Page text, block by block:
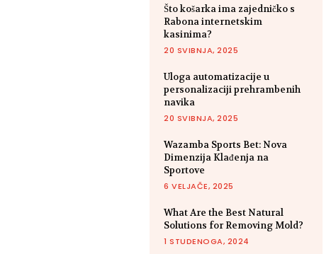
Što košarka ima zajedničko s
Rabona internetskim
kasinima?
20 SVIBNJA, 2025
Uloga automatizacije u
personalizaciji prehrambenih
navika
20 SVIBNJA, 2025
Wazamba Sports Bet: Nova
Dimenzija Klađenja na
Sportove
6 VELJAČE, 2025
What Are the Best Natural
Solutions for Removing Mold?
1 STUDENOGA, 2024